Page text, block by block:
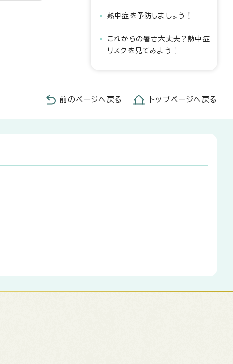
熱中症を予防しましょう！
これからの暑さ大丈夫？熱中症
リスクを見てみよう！
前のページへ戻る トップページへ戻る